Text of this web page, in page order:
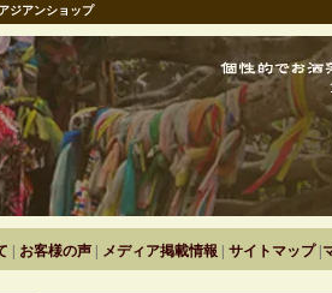
ジアンショップ
お客様の声| メディア掲載情報 サイトマップ|